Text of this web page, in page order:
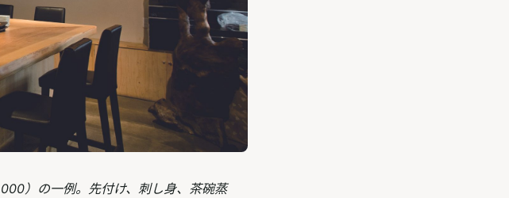
）の一例。先付け、刺し身、茶碗蒸